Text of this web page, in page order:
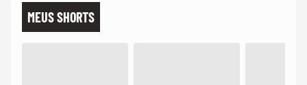
MEUS SHORTS